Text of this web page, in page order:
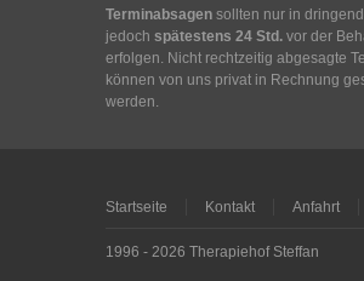
Terminabsagen sollten nur in
jedoch spätestens 24 Std. vor der
erfolgen. Nicht rechtzeitig abgesagte
können von uns privat in Rechnung
werden.
Startseite Kontakt Anfahrt
1996 - 2026 Therapiehof Steffan